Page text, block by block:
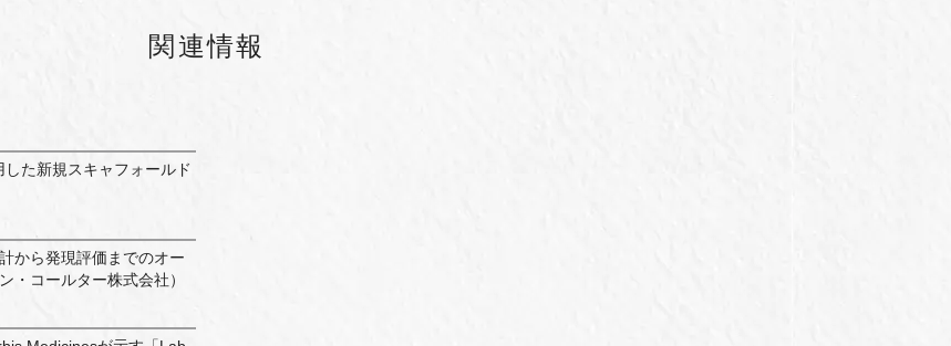
関連情報
た新規スキャフォールド
から発現評価までのオー
・コールター株式会社）